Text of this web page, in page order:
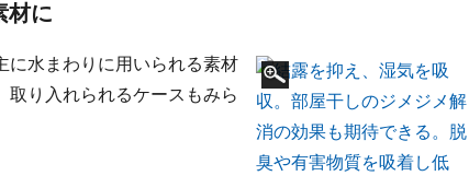
材に
に水まわりに用いられる素材
取り入れられるケースもみら